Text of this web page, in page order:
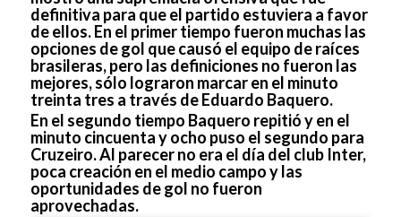
definitiva para que el partido estuviera a favor
de ellos. En el primer tiempo fueron muchas las
opciones de gol que causó el equipo de raíces
brasileras, pero las definiciones no fueron las
mejores, sólo lograron marcar en el minuto
treinta tres a través de Eduardo Baquero.
En el segundo tiempo Baquero repitió y en el
minuto cincuenta y ocho puso el segundo para
Cruzeiro. Al parecer no era el día del club Inter,
poca creación en el medio campo y las
oportunidades de gol no fueron
aprovechadas.